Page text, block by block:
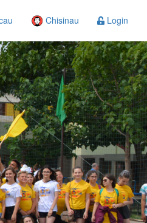
Chisinau Login